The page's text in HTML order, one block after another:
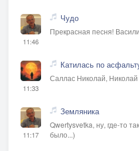
11:46
Чудо
Прекрасная песня!
11:33
Катилась по
Саллас Николай, Николай
11:17
Земляника
Qwertysvetka, ну, где-то
было...)